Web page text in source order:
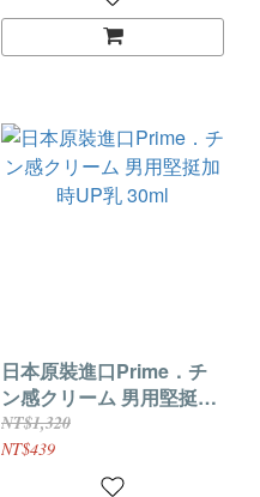
日本原裝進口Prime．チ
ン感クリーム 男用堅挺加
時UP乳 30ml
NT$1,320
NT$439